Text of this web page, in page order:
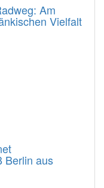
Am
Vielfalt
Berlin aus